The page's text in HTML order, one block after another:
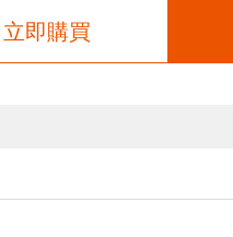
立即購買